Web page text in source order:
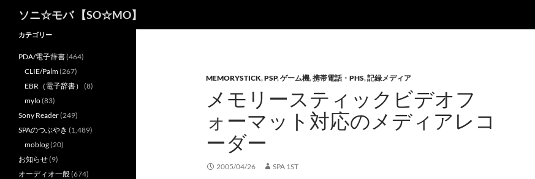
ソニ☆モバ 【SO☆MO】
MEMORYSTICK,PSP,ゲーム機,携帯電話・PHS,記録メディア
メモリースティックビデオフ
ォーマット対応のメディアレコ
ーダー
2005/04/26 SPA 1ST
カテゴリー
PDA/電子辞書(464)
CLIE/Palm(267)
EBR（電子辞書） (8)
mylo(83)
Sony Reader(249)
SPAのつぶやき (1,489)
moblog(20)
お知らせ(9)
オーディオ一般(674)